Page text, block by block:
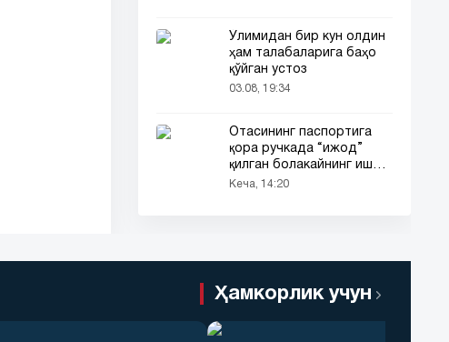
Ўлимидан бир кун олдин
ҳам талабаларига баҳо
қўйган устоз
03.08, 19:34
Отасининг паспортига
қора ручкада “ижод”
қилган болакайнинг иши
барчанинг диққатини
Кеча, 14:20
Ҳамкорлик учун